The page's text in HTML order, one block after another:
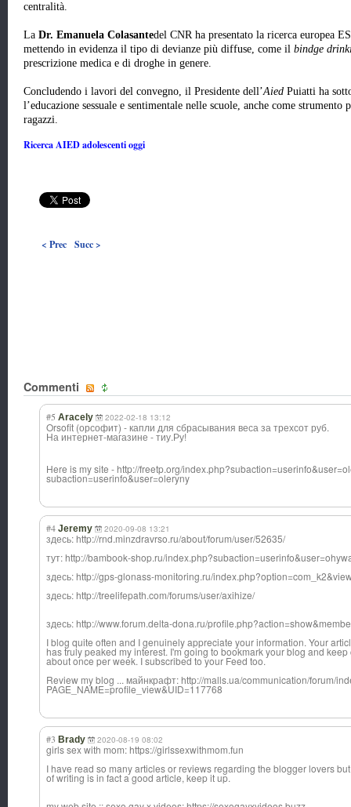
centralità.
La Dr. Emanuela Colasantedel CNR ha presentato la ricerca europea
mettendo in evidenza il tipo di devianze più diffuse, come il bindge
prescrizione medica e di droghe in genere.
Concludendo i lavori del convegno, il Presidente dell’Aied Puiatti ha
l’educazione sessuale e sentimentale nelle scuole, anche come
ragazzi.
Ricerca AIED adolescenti oggi
< Prec Succ >
Commenti
#5 Aracely 2022-02-18 13:12
Orsofit (орсофит) - капли для сбрасывания веса за трехсот руб.
На интернет-магазине - тиу.Ру!
Here is my site - http://freetp.org/
subaction=userinfo&user=oleryny
#4 Jeremy 2020-09-08 13:21
здесь: http://rnd.minzdravrso.ru/about/forum/user/52635/
тут: http://bambook-shop.ru/
здесь: http://gps-glonass-monitoring.ru/
здесь: http://treelifepath.com/forums/user/axihize/
здесь: http://www.forum.delta-dona.ru/
I blog quite often and I genuinely appreciate your information. Your
has truly peaked my interest. I'm going to bookmark your blog and
about once per week. I subscribed to your Feed too.
Review my blog ... майнкрафт: http://malls.ua/communication/forum/
PAGE_NAME=profile_view&UID=117768
#3 Brady 2020-08-19 08:02
girls sex with mom: https://girlssexwithmom.fun
I have read so many articles or reviews regarding the blogger lovers
of writing is in fact a good article, keep it up.